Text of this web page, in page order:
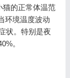
猫的正常体温范
环境温度波动
状。特别是夜
。